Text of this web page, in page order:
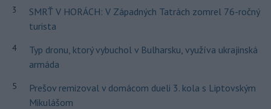
3
SMRŤ V HORÁCH: V Západných Tatrách zomrel 76-ročný
turista
4
Typ dronu, ktorý vybuchol v Bulharsku, využíva ukrajinská
armáda
5
Prešov remizoval v domácom dueli 3. kola s Liptovským
Mikulášom